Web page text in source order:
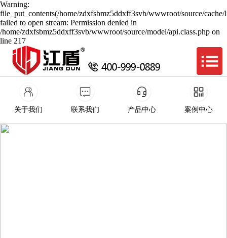
Warning:
file_put_contents(/home/zdxfsbmz5ddxff3svb/wwwroot/source/cache/
failed to open stream: Permission denied in
/home/zdxfsbmz5ddxff3svb/wwwroot/source/model/api.class.php on
line 217
关于我们 联系我们 产品中心 案例中心